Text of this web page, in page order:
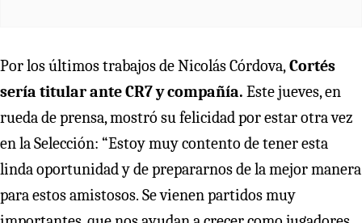
Por los últimos trabajos de Nicolás Córdova, Cortés
sería titular ante CR7 y compañía. Este jueves, en
rueda de prensa, mostró su felicidad por estar otra vez
en la Selección: “Estoy muy contento de tener esta
linda oportunidad y de prepararnos de la mejor manera
para estos amistosos. Se vienen partidos muy